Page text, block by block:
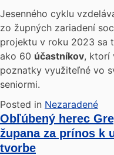
Jesenného cyklu
zo župných zariadení
projektu v roku 2023 sa
ako 60 účastníkov, ktorí
poznatky využiteľné vo
seniormi.
Posted in Nezaradené
Obľúbený herec
župana za prínos k
tvorbe